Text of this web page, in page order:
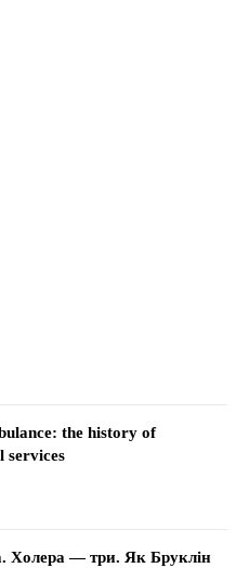
the history of
services
Холера — три. Як Бруклін